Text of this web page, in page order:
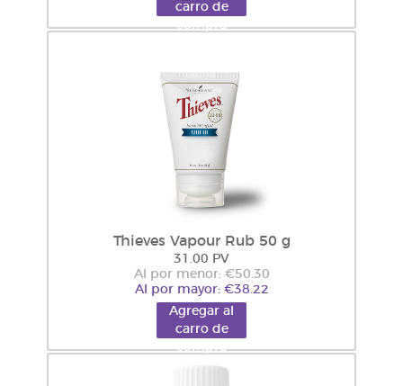
carro de
compra
Thieves Vapour Rub 50 g
31.00 PV
Al por menor: €50.30
Al por mayor: €38.22
Agregar al
carro de
compra